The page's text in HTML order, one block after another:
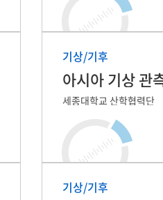
기상/기후
세종대학교 산학협력단
기상/기후